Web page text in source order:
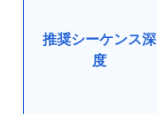
推奨シーケンス深
度